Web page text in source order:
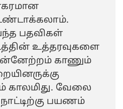
பதவிகள்
உத்தரவுகளை
காணும்
காலமிது. வேலை
பயணம்